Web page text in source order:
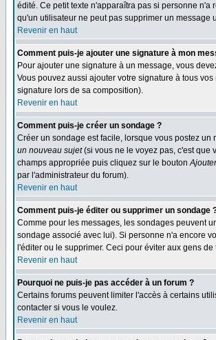
édité. Ce petit texte n'apparaîtra pas si personne
qu'un utilisateur ne peut pas supprimer un message
Revenir en haut
Comment puis-je ajouter une signature à mon
Pour ajouter une signature à un message, vous
Vous pouvez aussi ajouter votre signature à tous
signature lors de sa composition).
Revenir en haut
Comment puis-je créer un sondage ?
Créer un sondage est facile, lorsque vous postez
un nouveau sujet(si vous ne le voyez pas, c'est que
champs appropriée puis cliquez sur le bouton
par l'administrateur du forum).
Revenir en haut
Comment puis-je éditer ou supprimer un sondage
Comme pour les messages, les sondages peuvent
sondage associé avec lui). Si personne n'a encore
l'éditer ou le supprimer. Ceci pour éviter aux gens
Revenir en haut
Pourquoi ne puis-je pas accéder à un forum ?
Certains forums peuvent limiter l'accès à certains
contacter si vous le voulez.
Revenir en haut